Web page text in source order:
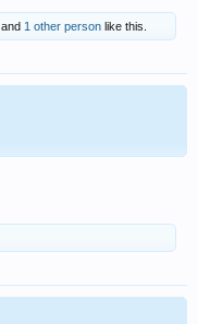
and 1 other person like this.